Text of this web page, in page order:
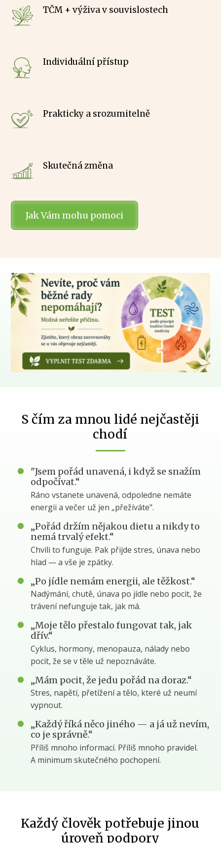
TČM + výživa v souvislostech
Individuální přístup
Prakticky a srozumitelně
Skutečná změna
Jak Vám mohu pomoci
S čím za mnou lidé nejčastěji
chodí
"Jsem pořád unavená, i když se snažím
odpočívat.“
Ráno vstanete unavená, odpoledne nemáte
energii a večer už jen „přežíváte".
„Pořád držím nějakou dietu a nikdy to
nemá trvalý efekt.“
Chvíli to funguje. Pak přijde stres, únava nebo
hlad — a vše je zpátky.
„Po jídle nemám energii, ale těžkost.“
Nadýmání, chutě, únava po jídle nebo pocit, že
trávení nefunguje tak, jak má.
„Moje tělo přestalo fungovat tak, jak
dřív.“
Cyklus, hormony, menopauza, nálady nebo
pocit, že se v těle už nepoznáváte.
„Mám pocit, že jedu pořád na doraz.“
Stres, napětí, přetížení a tělo, které už neumí
vypnout.
„Každý říká něco jiného — a já už nevím,
co je správně.“
Příliš mnoho informací. Příliš mnoho pravidel.
A minimum skutečného pochopení.
Každý člověk potřebuje jinou
úroveň podpory